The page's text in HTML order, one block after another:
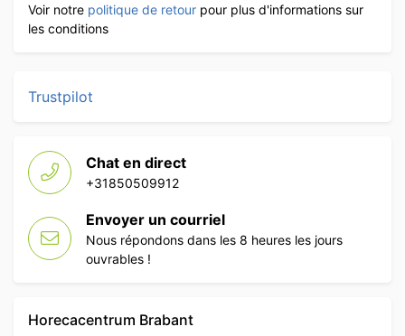
Voir notre politique de retour pour plus d'informations sur
les conditions
Trustpilot
Chat en direct
+31850509912
Envoyer un courriel
Nous répondons dans les 8 heures les jours
ouvrables !
Horecacentrum Brabant